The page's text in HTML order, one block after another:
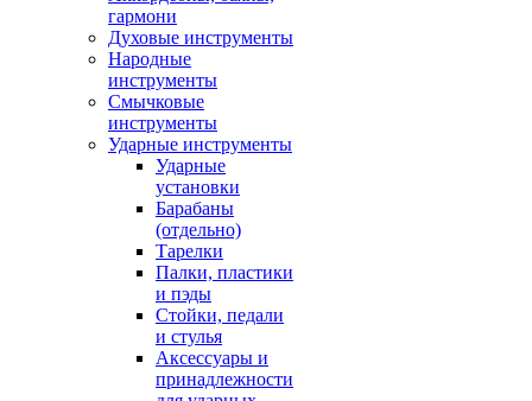
гармони
Духовые инструменты
Народные
инструменты
Смычковые
инструменты
Ударные инструменты
Ударные
установки
Барабаны
(отдельно)
Тарелки
Палки, пластики
и пэды
Стойки, педали
и стулья
Аксессуары и
принадлежности